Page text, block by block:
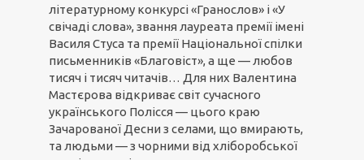
літературному конкурсі «Гранослов» і «У
свічаді слова», звання лауреата премії імені
Василя Стуса та премії Національної спілки
письменників «Благовіст», а ще — любов
тисяч і тисяч читачів… Для них Валентина
Мастєрова відкриває світ сучасного
українського Полісся — цього краю
Зачарованої Десни з селами, що вмирають,
та людьми — з чорними від хліборобської